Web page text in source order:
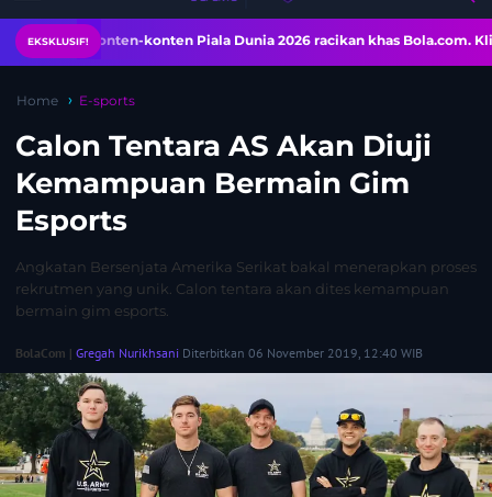
EKSKLUSIF!
konten-konten Piala Dunia 2026 racikan khas Bola.com. Klik di sini!
Home E-sports
Calon Tentara AS Akan Diuji
Kemampuan Bermain Gim
Esports
Angkatan Bersenjata Amerika Serikat bakal menerapkan proses
rekrutmen yang unik. Calon tentara akan dites kemampuan
bermain gim esports.
BolaCom | Gregah Nurikhsani Diterbitkan 06 November 2019, 12:40 WIB